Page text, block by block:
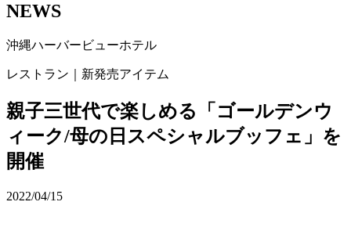
NEWS
沖縄ハーバービューホテル
レストラン｜新発売アイテム
親子三世代で楽しめる「ゴールデンウ
ィーク/母の日スペシャルブッフェ」を
開催
2022/04/15